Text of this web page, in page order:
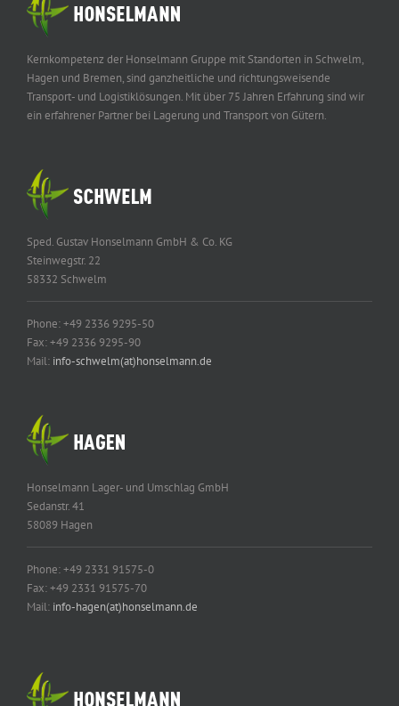
Kernkompetenz der Honselmann Gruppe mit Standorten in Schwelm,
Hagen und Bremen, sind ganzheitliche und richtungsweisende
Transport- und Logistiklösungen. Mit über 75 Jahren Erfahrung sind wir
ein erfahrener Partner bei Lagerung und Transport von Gütern.
Sped. Gustav Honselmann GmbH & Co. KG
Steinwegstr. 22
58332 Schwelm
Phone: +49 2336 9295-50
Fax: +49 2336 9295-90
Mail: info-schwelm(at)honselmann.de
Honselmann Lager- und Umschlag GmbH
Sedanstr. 41
58089 Hagen
Phone: +49 2331 91575-0
Fax: +49 2331 91575-70
Mail: info-hagen(at)honselmann.de